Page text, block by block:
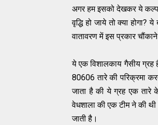
अगर हम इसको देखकर ये
वृद्धि हो जाये तो क्या होगा?ये
वातावरण में इस प्रकार चौंकाने
ये एक विशालकाय गैसीय ग्रह
80606 तारे की परिक्रमा
जाता है की ये ग्रह एक तारे
वेधशाला की एक टीम ने की थी
जाती है ।